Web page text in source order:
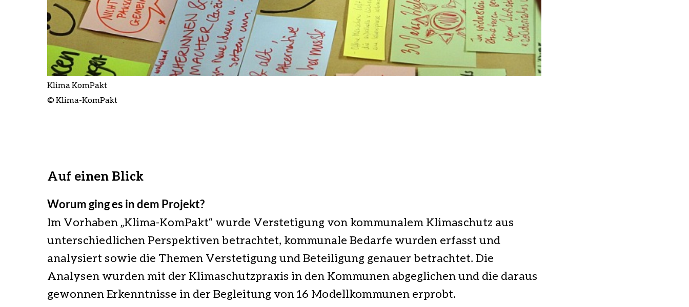
Klima KomPakt
© Klima-KomPakt
Auf einen Blick
Worum ging es in dem Projekt?
Im Vorhaben „Klima-KomPakt“ wurde Verstetigung von kommunalem Klimaschutz aus
unterschiedlichen Perspektiven betrachtet, kommunale Bedarfe wurden erfasst und
analysiert sowie die Themen Verstetigung und Beteiligung genauer betrachtet. Die
Analysen wurden mit der Klimaschutzpraxis in den Kommunen abgeglichen und die daraus
gewonnen Erkenntnisse in der Begleitung von 16 Modellkommunen erprobt.